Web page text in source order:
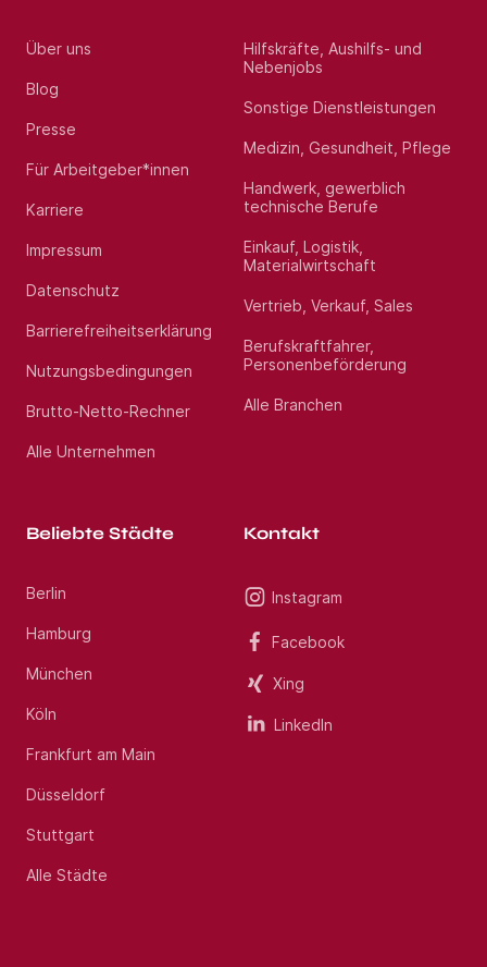
Über uns
Blog
Presse
Für Arbeitgeber*innen
Karriere
Impressum
Datenschutz
Barrierefreiheitserklärung
Nutzungsbedingungen
Brutto-Netto-Rechner
Alle Unternehmen
Hilfskräfte, Aushilfs- und
Nebenjobs
Sonstige Dienstleistungen
Medizin, Gesundheit, Pflege
Handwerk, gewerblich
technische Berufe
Einkauf, Logistik,
Materialwirtschaft
Vertrieb, Verkauf, Sales
Berufskraftfahrer,
Personenbeförderung
Alle Branchen
Beliebte Städte
Berlin
Hamburg
München
Köln
Frankfurt am Main
Düsseldorf
Stuttgart
Alle Städte
Kontakt
Instagram
Facebook
Xing
LinkedIn